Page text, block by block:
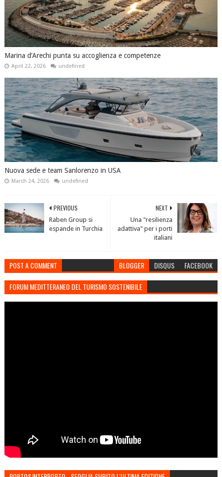
Marina d’Arechi punta su accoglienza e competenze
April 22, 2026 undefined
Nuova sede e team Sanlorenzo in USA
March 24, 2026 undefined
NEXT
Una "resilienza
adattiva" per i porti
italiani
PREVIOUS
Raben Group si
espande in Turchia
POST A COMMENT BLOGGER DISQUS FACEBOOK
FORUM MEDITTERANEO DEL TURISMO SOSTENIBILE